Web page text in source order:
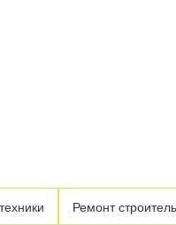
Ремонт